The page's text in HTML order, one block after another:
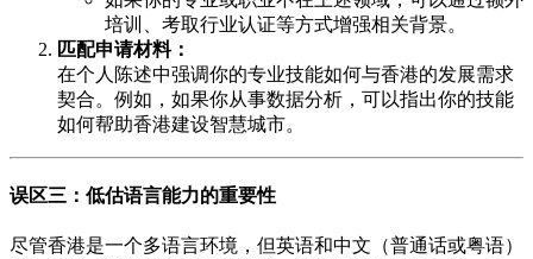
培训、考取行业认证等方式增强相关背景。
匹配申请材料：
在个人陈述中强调你的专业技能如何与香港的发展需求
契合。例如，如果你从事数据分析，可以指出你的技能
如何帮助香港建设智慧城市。
误区三：低估语言能力的重要性
尽管香港是一个多语言环境，但英语和中文（普通话或粤语）